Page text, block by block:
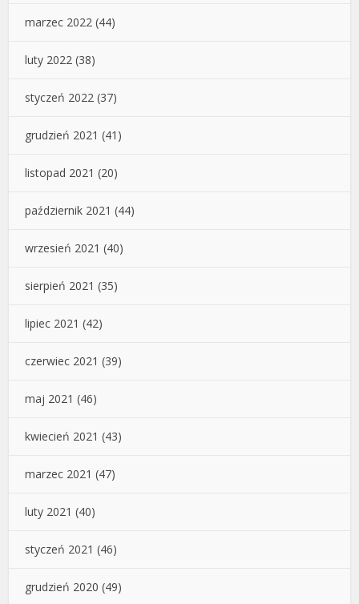
marzec 2022 (44)
luty 2022 (38)
styczeń 2022 (37)
grudzień 2021 (41)
listopad 2021 (20)
październik 2021 (44)
wrzesień 2021 (40)
sierpień 2021 (35)
lipiec 2021 (42)
czerwiec 2021 (39)
maj 2021 (46)
kwiecień 2021 (43)
marzec 2021 (47)
luty 2021 (40)
styczeń 2021 (46)
grudzień 2020 (49)